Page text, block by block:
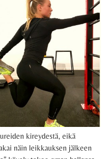
kireydestä, eikä
näin leikkauksen jälkeen